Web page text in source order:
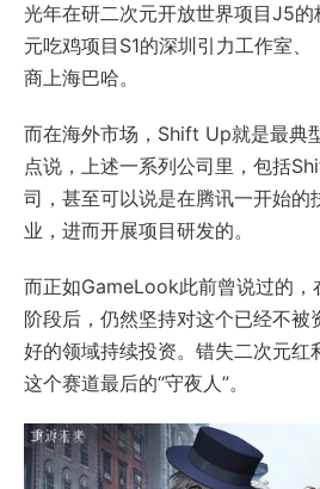
光年在研二次元开放世界项目J5
元吃鸡项目S1的深圳引力工作室
商上海巴哈。
而在海外市场，Shift Up就是最典
点说，上述一系列公司里，包括
司，甚至可以说是在腾讯一开始的
业，进而开展项目研发的。
而正如GameLook此前曾说过的，
阶段后，仍然坚持对这个已经不被
好的领域持续投资。错失二次元红
这个赛道最后的“守夜人”。